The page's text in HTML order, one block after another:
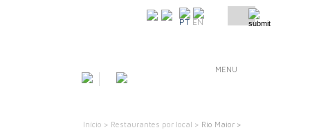
PT EN
MENU
Início > Restaurantes por local > Rio Maior >